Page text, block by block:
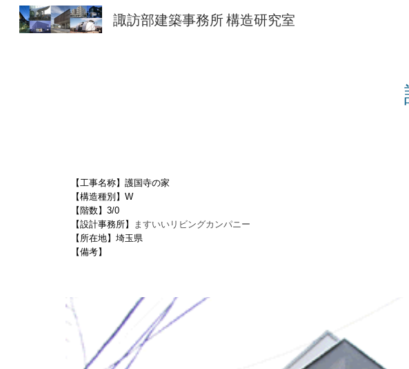
諏訪部建築事務所 構造研究室
【工事名称】護国寺の家
【構造種別】W
【階数】3/0
【設計事務所】
ますいいリビングカンパニー
【所在地】埼玉県
【備考】